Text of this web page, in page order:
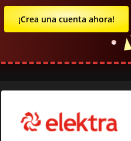
¡Crea una cuenta ahora!